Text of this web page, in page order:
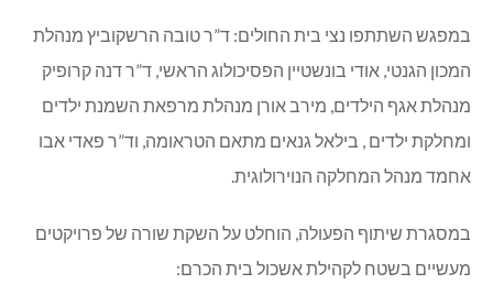
במפגש השתתפו נצי בית החולים: ד”ר טובה הרשקוביץ מנהלת
המכון הגנטי, אודי בונשטיין הפסיכולוג הראשי, ד”ר דנה קרופיק
מנהלת אגף הילדים, מירב אורן מנהלת מרפאת השמנת ילדים
ומחלקת ילדים , בילאל גנאים מתאם הטראומה, וד”ר פאדי אבו
אחמד מנהל המחלקה הנוירולוגית.
במסגרת שיתוף הפעולה, הוחלט על השקת שורה של פרויקטים
מעשיים בשטח לקהילת אשכול בית הכרם: